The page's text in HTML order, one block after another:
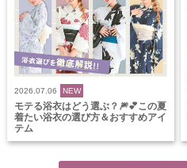
2026.07.06 NEW
モテる浴衣はどう選ぶ？🎆💕この夏
着たい浴衣の選び方＆おすすめアイ
テム